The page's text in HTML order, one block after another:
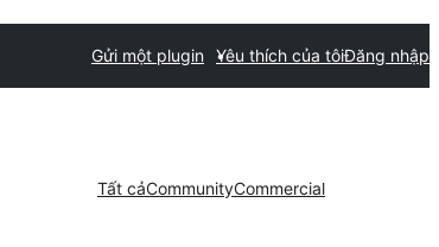
Gửi một plugin Yêu thích của tôiĐăng nhập
Tất cảCommunityCommercial